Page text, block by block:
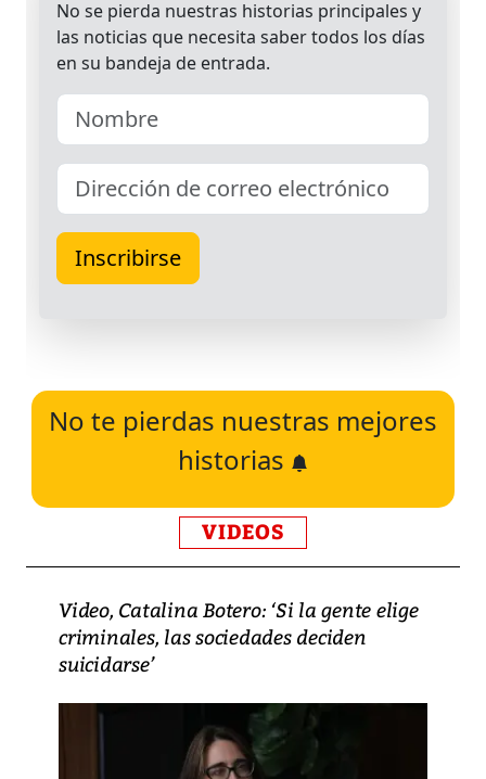
No te pierdas nuestras mejores
historias
VIDEOS
Video, Catalina Botero: ‘Si la gente elige
criminales, las sociedades deciden
suicidarse’